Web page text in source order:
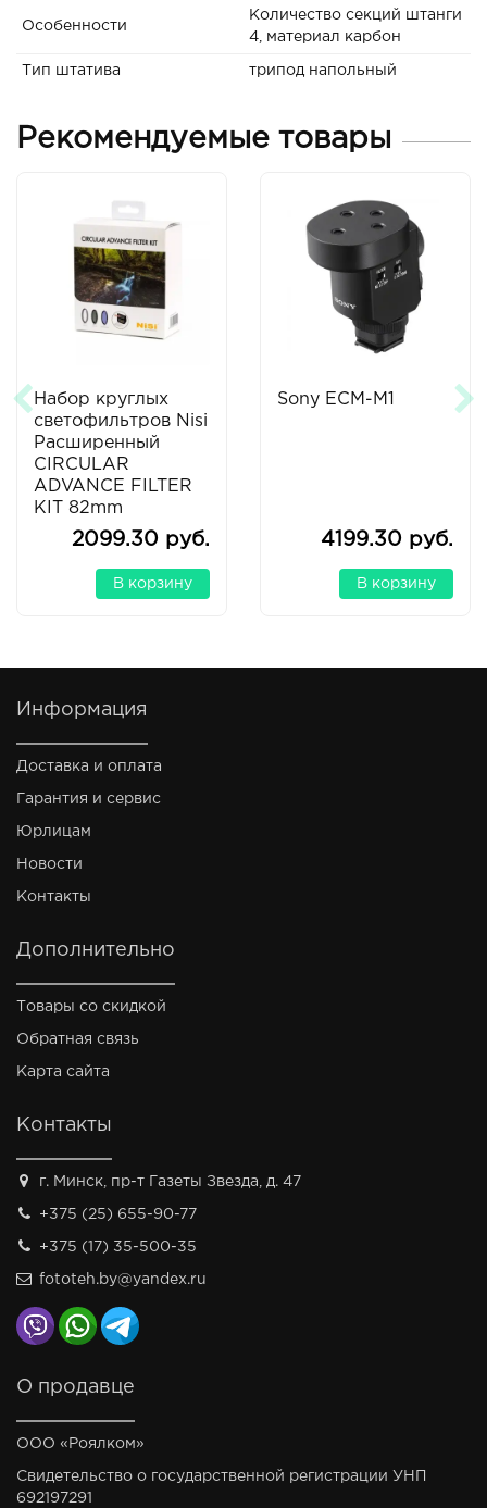
Особенности
Количество секций штанги
4, материал карбон
Тип штатива трипод напольный
Рекомендуемые товары
Набор круглых
светофильтров Nisi
Расширенный
CIRCULAR
ADVANCE FILTER
KIT 82mm
2099.30 руб.
В корзину
Sony ECM-M1
4199.30 руб.
В корзину
Информация
Доставка и оплата
Гарантия и сервис
Юрлицам
Новости
Контакты
Дополнительно
Товары со скидкой
Обратная связь
Карта сайта
Контакты
г. Минск, пр-т Газеты Звезда, д. 47
+375 (25) 655-90-77
+375 (17) 35-500-35
fototeh.by@yandex.ru
О продавце
ООО «Роялком»
Свидетельство о государственной регистрации УНП
692197291